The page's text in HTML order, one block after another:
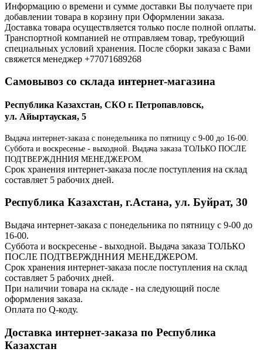
Информацию о времени и сумме доставки Вы получаете при
добавлении товара в корзину при Оформлении заказа.
Доставка товара осуществляется только после полной оплаты.
Транспортной компанией не отправляем товар, требующий
специальных условий хранения. После сборки заказа с Вами
свяжется менеджер +77071689268
Самовывоз со склада интернет-магазина
Республика Казахстан, СКО г. Петропавловск,
ул. Айыртауская, 5
Выдача интернет-заказа с понедельника по пятницу с 9-00 до 16-00.
Суббота и воскресенье - выходной. Выдача заказа ТОЛЬКО ПОСЛЕ
ПОДТВЕРЖДННИЯ МЕНЕДЖЕРОМ.
Срок хранения интернет-заказа после поступления на склад
составляет 5 рабочих дней.
Республика Казахстан, г.Астана, ул. Буйрат, 30
Выдача интернет-заказа с понедельника по пятницу с 9-00 до
16-00.
Суббота и воскресенье - выходной. Выдача заказа ТОЛЬКО
ПОСЛЕ ПОДТВЕРЖДННИЯ МЕНЕДЖЕРОМ.
Срок хранения интернет-заказа после поступления на склад
составляет 5 рабочих дней.
При наличии товара на складе - на следующий после
оформления заказа.
Оплата по Q-коду.
Доставка интернет-заказа по Республика
Казахстан